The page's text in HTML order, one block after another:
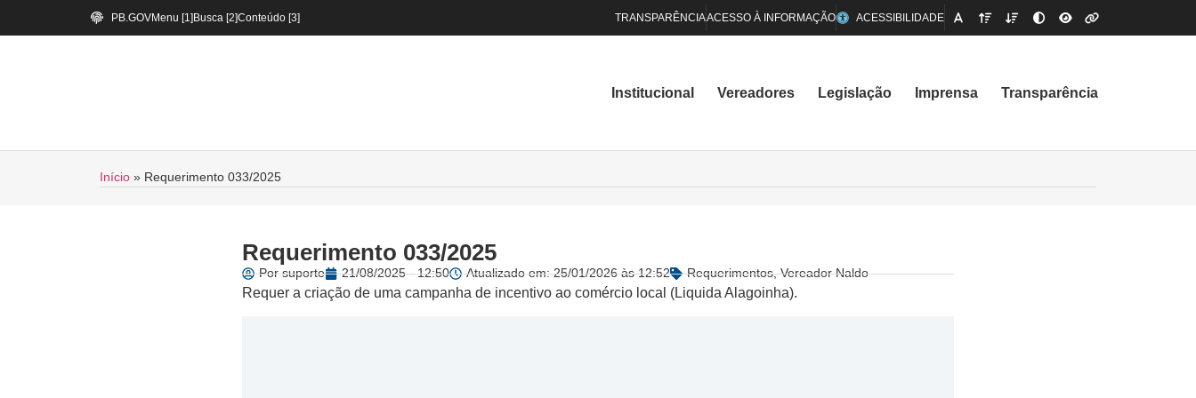
PB.GOVMenu [1] Busca [2]Conteúdo [3] TRANSPARÊNCIAACESSO À INFORMAÇÃO ACESSIBILIDADE
Institucional Vereadores Legislação Imprensa Transparência
Início » Requerimento 033/2025
Requerimento 033/2025
Porsuporte 21/08/2025 - 12:50 Atualizado em: 25/01/2026 às 12:52 Requerimentos,Vereador Naldo
Requer a criação de uma campanha de incentivo ao comércio local (Liquida Alagoinha).